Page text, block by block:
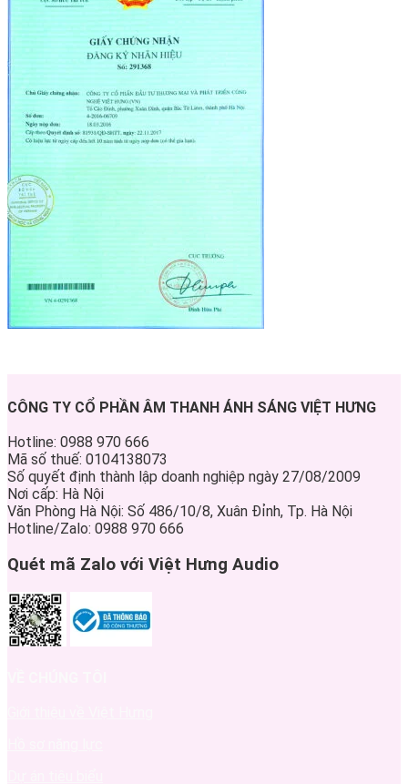
CÔNG TY CỔ PHẦN ÂM THANH ÁNH SÁNG VIỆT HƯNG
Hotline: 0988 970 666
Mã số thuế: 0104138073
Số quyết định thành lập doanh nghiệp ngày 27/08/2009
Nơi cấp: Hà Nội
Văn Phòng Hà Nội: Số 486/10/8, Xuân Đỉnh, Tp. Hà Nội
Hotline/Zalo: 0988 970 666
Quét mã Zalo với Việt Hưng Audio